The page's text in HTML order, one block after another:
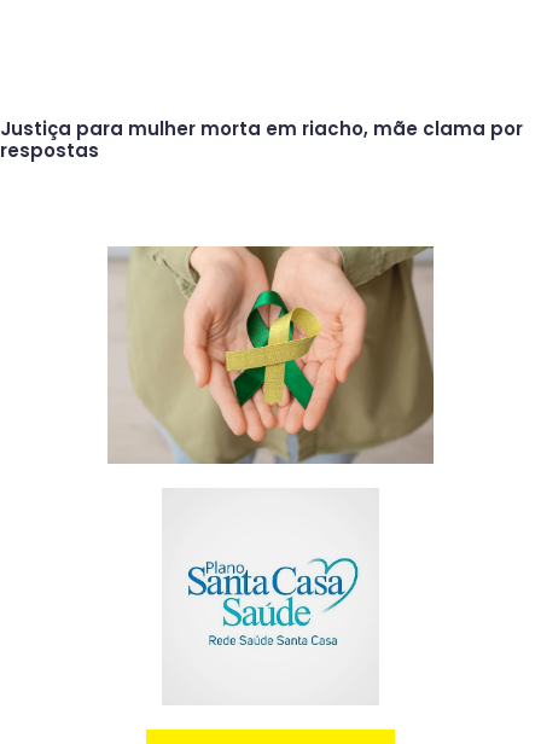
Justiça para mulher morta em riacho, mãe clama por
respostas